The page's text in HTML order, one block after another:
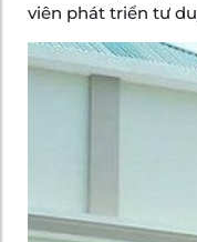
viên phát triển tư